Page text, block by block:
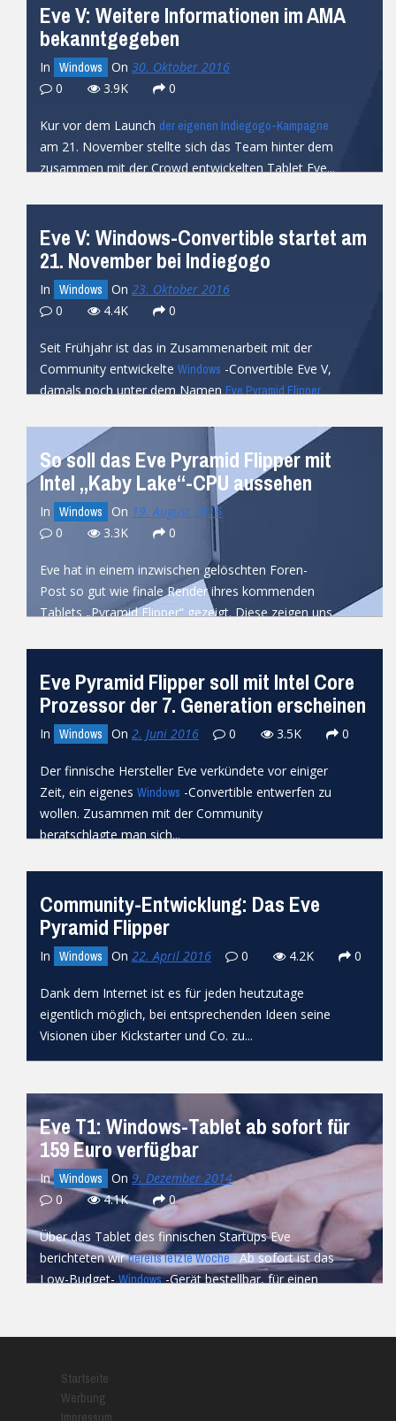
Eve V: Weitere Informationen im AMA
bekanntgegeben
In Windows On 30. Oktober 2016
0
3.9K 0
Kur vor dem Launch der eigenen Indiegogo-Kampagne
am 21. November stellte sich das Team hinter dem
zusammen mit der Crowd entwickelten Tablet Eve...
Eve V: Windows-Convertible startet am
21. November bei Indiegogo
In Windows On 23. Oktober 2016
0
4.4K 0
Seit Frühjahr ist das in Zusammenarbeit mit der
Community entwickelte Windows -Convertible Eve V,
damals noch unter dem NamenEve Pyramid Flipper
READ MORE
So soll das Eve Pyramid Flipper mit
Intel „Kaby Lake“-CPU aussehen
In Windows On 19. August 2016
0
3.3K 0
Eve hat in einem inzwischen gelöschten Foren-
Post so gut wie finale Render ihres kommenden
Tablets „Pyramid Flipper“ gezeigt. Diese zeigen uns
Eve Pyramid Flipper soll mit Intel Core
Prozessor der 7. Generation erscheinen
In Windows On 2. Juni 2016 0 3.5K 0
Der finnische Hersteller Eve verkündete vor einiger
Zeit, ein eigenes Windows -Convertible entwerfen zu
wollen. Zusammen mit der Community
beratschlagte man sich...
Community-Entwicklung: Das Eve
Pyramid Flipper
In Windows On 22. April 2016 0 4.2K 0
Dank dem Internet ist es für jeden heutzutage
eigentlich möglich, bei entsprechenden Ideen seine
Visionen über Kickstarter und Co. zu...
READ MORE
Eve T1: Windows-Tablet ab sofort für
159 Euro verfügbar
In Windows On 9. Dezember 2014
0
4.1K 0
Über das Tablet des finnischen Startups Eve
berichteten wirbereits letzte Woche. Ab sofort ist das
Low-Budget-Windows-Gerät bestellbar, für einen
Startseite
Werbung
Impressum